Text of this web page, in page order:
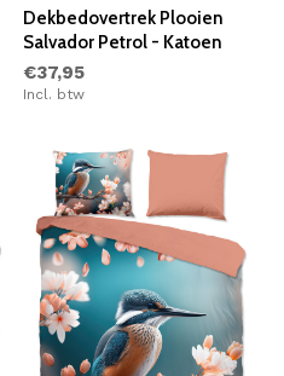
Dekbedovertrek Plooien
Salvador Petrol - Katoen
€37,95
Incl. btw